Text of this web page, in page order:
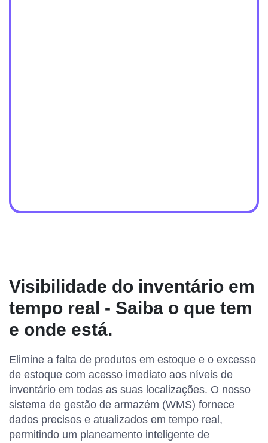
Visibilidade do inventário em
tempo real - Saiba o que tem
e onde está.
Elimine a falta de produtos em estoque e o excesso
de estoque com acesso imediato aos níveis de
inventário em todas as suas localizações. O nosso
sistema de gestão de armazém (WMS) fornece
dados precisos e atualizados em tempo real,
permitindo um planeamento inteligente de